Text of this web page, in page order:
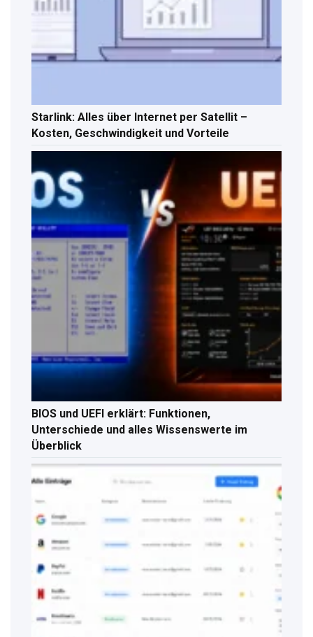
Starlink: Alles über Internet per Satellit –
Kosten, Geschwindigkeit und Vorteile
BIOS und UEFI erklärt: Funktionen,
Unterschiede und alles Wissenswerte im
Überblick